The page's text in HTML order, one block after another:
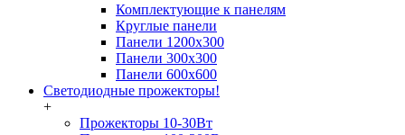
Комплектующие к панелям
Круглые панели
Панели 1200х300
Панели 300х300
Панели 600х600
Светодиодные прожекторы!
+
Прожекторы 10-30Вт